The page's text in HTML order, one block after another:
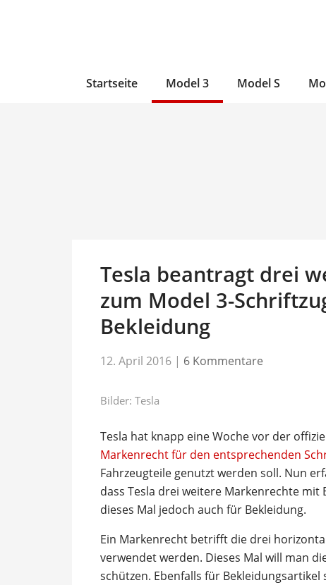
Startseite Model 3 Model S
Tesla beantragt drei
zum Model 3-
Bekleidung
12. April 2016 | 6 Kommentare
Bilder: Tesla
Tesla hat knapp eine Woche vor der
Markenrecht für den entsprechenden
Fahrzeugteile genutzt werden soll. Nun
dass Tesla drei weitere Markenrechte mit
dieses Mal jedoch auch für Bekleidung.
Ein Markenrecht betrifft die drei
verwendet werden. Dieses Mal will man
schützen. Ebenfalls für